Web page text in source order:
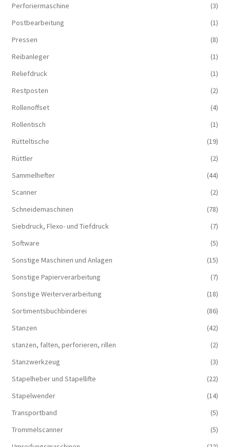
Perforiermaschine
(3)
Postbearbeitung
(1)
Pressen
(8)
Reibanleger
(1)
Reliefdruck
(1)
Restposten
(2)
Rollenoffset
(4)
Rollentisch
(1)
Rütteltische
(19)
Rüttler
(2)
Sammelhefter
(44)
Scanner
(2)
Schneidemaschinen
(78)
Siebdruck, Flexo- und Tiefdruck
(7)
Software
(5)
Sonstige Maschinen und Anlagen
(15)
Sonstige Papierverarbeitung
(7)
Sonstige Weiterverarbeitung
(18)
Sortimentsbuchbinderei
(86)
Stanzen
(42)
stanzen, falten, perforieren, rillen
(2)
Stanzwerkzeug
(3)
Stapelheber und Stapellifte
(22)
Stapelwender
(14)
Transportband
(5)
Trommelscanner
(5)